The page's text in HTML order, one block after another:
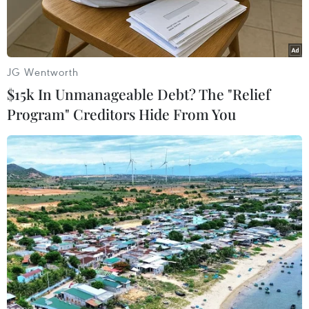
Ảnh minh họa. (Nguồn: AFP/TTXVN)
Hậu quả của biến đổi khí hậu đang ngày càng
nặng nề và rõ nét, ảnh hưởng khôn lường đến
cuộc sống của con người.
Rừng được ví như “lá phổi của hành tinh” và
JG Wentworth
$15k In Unmanageable Debt? The "Relief
Program" Creditors Hide From You